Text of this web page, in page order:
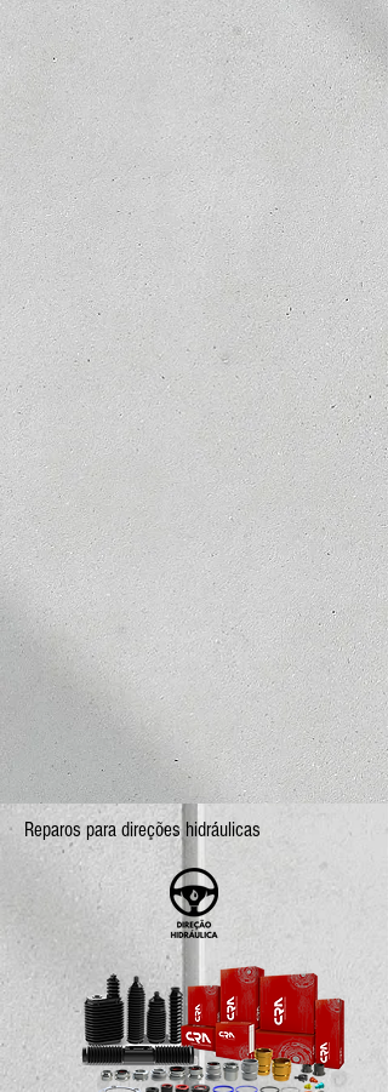
Reparos para direções hidráulicas